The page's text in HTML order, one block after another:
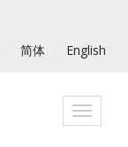
简体 English
Toggle